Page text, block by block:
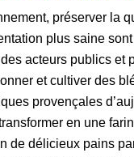
préserver la
plus saine
acteurs publics et
et cultiver des
provençales
en une
de délicieux pains